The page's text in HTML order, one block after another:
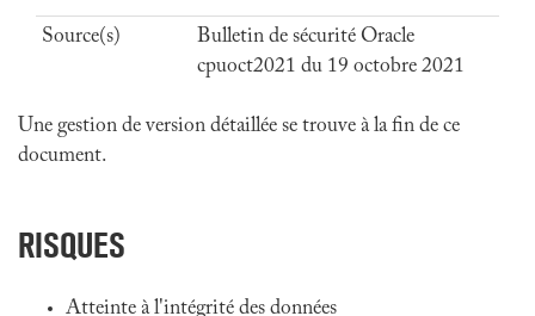
Source(s)
Bulletin de sécurité Oracle
cpuoct2021 du 19 octobre 2021
Une gestion de version détaillée se trouve à la fin de ce
document.
RISQUES
Atteinte à l'intégrité des données